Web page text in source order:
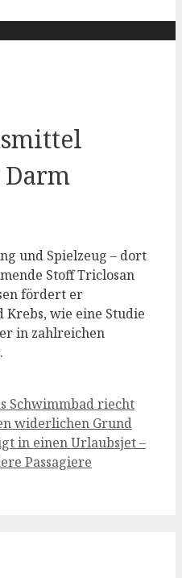
und Spielzeug – dort
Stoff Triclosan
fördert er
wie eine Studie
in zahlreichen
Schwimmbad riecht
widerlichen Grund
in einen Urlaubsjet –
Passagiere